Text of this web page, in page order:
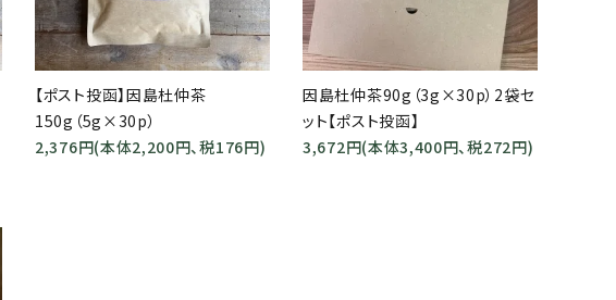
【ポスト投函】因島杜仲茶
150g（5g×30p）
2,376円(本体2,200円、税176円)
因島杜仲茶90g（3g×30p）2袋セ
ット【ポスト投函】
3,672円(本体3,400円、税272円)
close